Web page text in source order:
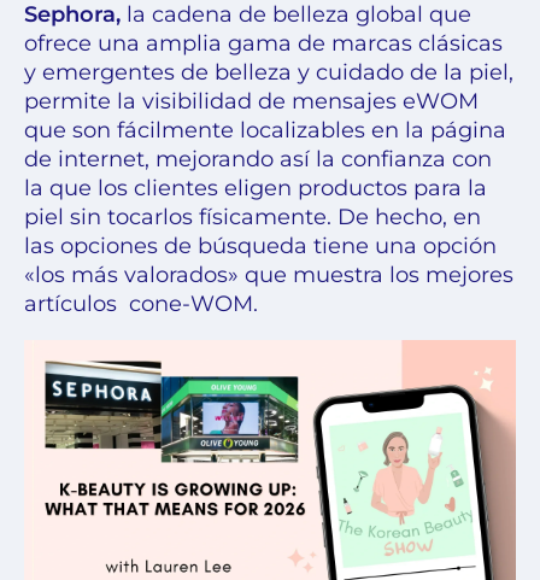
Sephora, la cadena de belleza global que
ofrece una amplia gama de marcas clásicas
y emergentes de belleza y cuidado de la piel,
permite la visibilidad de mensajes eWOM
que son fácilmente localizables en la página
de internet, mejorando así la confianza con
la que los clientes eligen productos para la
piel sin tocarlos físicamente. De hecho, en
las opciones de búsqueda tiene una opción
«los más valorados» que muestra los mejores
artículos cone-WOM.